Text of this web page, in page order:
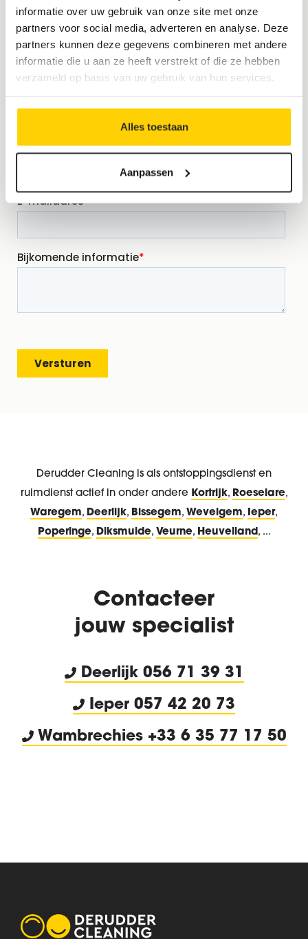
informatie over uw gebruik van onze site met onze
partners voor social media, adverteren en analyse. Deze
partners kunnen deze gegevens combineren met andere
informatie die u aan ze heeft verstrekt of die ze hebben
verzameld op basis van uw gebruik van hun services.
Alles toestaan
Aanpassen
Derudder Cleaning is als ontstoppingsdienst en
ruimdienst actief in onder andere Kortrijk, Roeselare,
Waregem, Deerlijk, Bissegem, Wevelgem, Ieper,
Poperinge, Diksmuide, Veurne, Heuvelland, ...
Contacteer
jouw specialist
Deerlijk 056 71 39 31
Ieper 057 42 20 73
Wambrechies +33 6 35 77 17 50